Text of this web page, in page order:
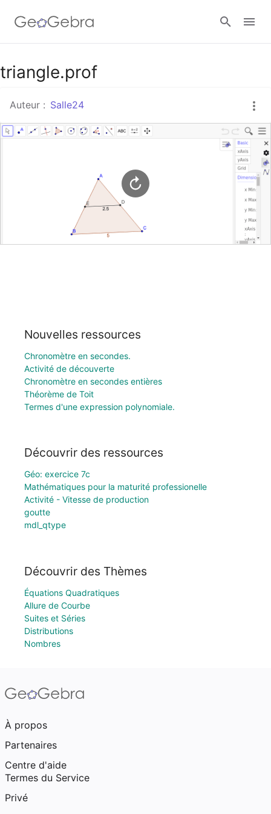
Google Classroom
Classe GeoGebra
triangle.prof
Auteur : Salle24
Nouvelles ressources
Chronomètre en secondes.
Activité de découverte
Chronomètre en secondes entières
Théorème de Toit
Termes d'une expression polynomiale.
Découvrir des ressources
Géo: exercice 7c
Mathématiques pour la maturité professionelle
Activité - Vitesse de production
goutte
mdl_qtype
Découvrir des Thèmes
Équations Quadratiques
Allure de Courbe
Suites et Séries
Distributions
Nombres
À propos
Partenaires
Centre d'aide
Termes du Service
Privé